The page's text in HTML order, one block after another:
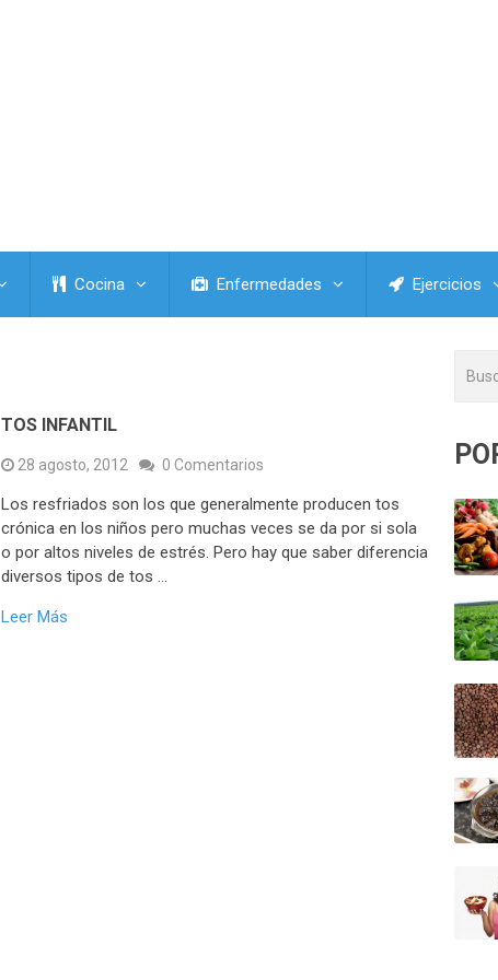
Cocina Enfermedades Ejercicios
TOS INFANTIL
28 agosto, 2012 0 Comentarios
Los resfriados son los que generalmente producen tos
crónica en los niños pero muchas veces se da por si sola
o por altos niveles de estrés. Pero hay que saber diferencia
diversos tipos de tos …
Leer Más